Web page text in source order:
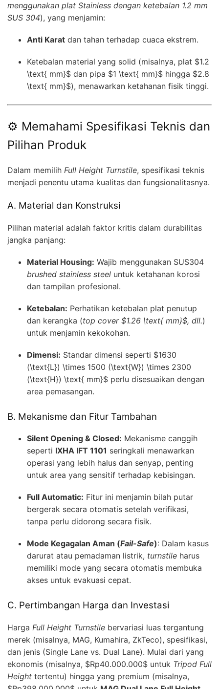
menggunakan plat Stainless dengan ketebalan 1.2 mm
SUS 304), yang menjamin:
Anti Karat dan tahan terhadap cuaca ekstrem.
Ketebalan material yang solid (misalnya, plat $1.2
\text{ mm}$ dan pipa $1 \text{ mm}$ hingga $2.8
\text{ mm}$), menawarkan ketahanan fisik tinggi.
⚙️ Memahami Spesifikasi Teknis dan
Pilihan Produk
Dalam memilih Full Height Turnstile, spesifikasi teknis
menjadi penentu utama kualitas dan fungsionalitasnya.
A. Material dan Konstruksi
Pilihan material adalah faktor kritis dalam durabilitas
jangka panjang:
Material Housing: Wajib menggunakan SUS304
brushed stainless steel untuk ketahanan korosi
dan tampilan profesional.
Ketebalan: Perhatikan ketebalan plat penutup
dan kerangka (top cover $1.26 \text{ mm}$, dll.)
untuk menjamin kekokohan.
Dimensi: Standar dimensi seperti $1630
(\text{L}) \times 1500 (\text{W}) \times 2300
(\text{H}) \text{ mm}$ perlu disesuaikan dengan
area pemasangan.
B. Mekanisme dan Fitur Tambahan
Silent Opening & Closed: Mekanisme canggih
seperti IXHA IFT 1101 seringkali menawarkan
operasi yang lebih halus dan senyap, penting
untuk area yang sensitif terhadap kebisingan.
Full Automatic: Fitur ini menjamin bilah putar
bergerak secara otomatis setelah verifikasi,
tanpa perlu didorong secara fisik.
Mode Kegagalan Aman (Fail-Safe): Dalam kasus
darurat atau pemadaman listrik, turnstile harus
memiliki mode yang secara otomatis membuka
akses untuk evakuasi cepat.
C. Pertimbangan Harga dan Investasi
Harga Full Height Turnstile bervariasi luas tergantung
merek (misalnya, MAG, Kumahira, ZkTeco), spesifikasi,
dan jenis (Single Lane vs. Dual Lane). Mulai dari yang
ekonomis (misalnya, $Rp40.000.000$ untuk Tripod Full
Height tertentu) hingga yang premium (misalnya,